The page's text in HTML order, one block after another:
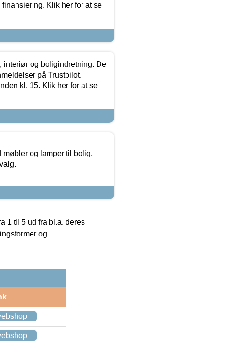
Klik her for at se
interiør og boligindretning. De
på Trustpilot.
kl. 15. Klik her for at se
møbler og lamper til bolig,
1 til 5 ud fra bl.a. deres
og